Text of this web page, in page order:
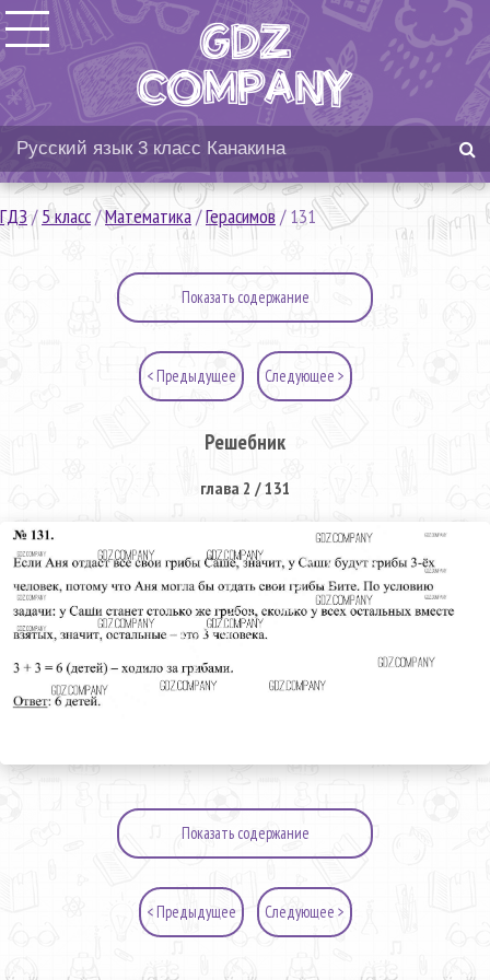
ГДЗ/5 класс/Математика/Герасимов/131
Показать содержание
< Предыдущее Следующее >
Решебник
глава 2 / 131
Показать содержание
< Предыдущее Следующее >